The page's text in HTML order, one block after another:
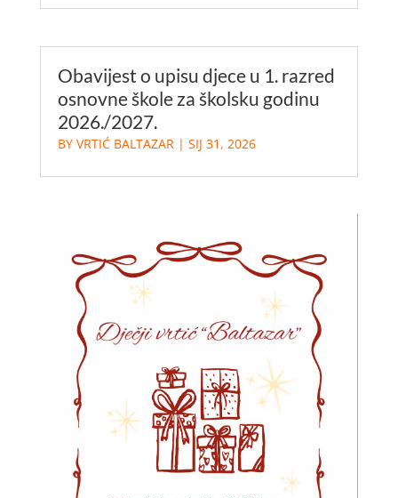
Obavijest o upisu djece u 1. razred
osnovne škole za školsku godinu
2026./2027.
BY VRTIĆ BALTAZAR | SIJ 31, 2026